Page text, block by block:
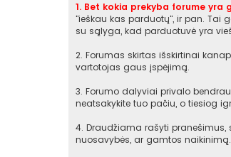
1. Bet kokia prekyba forume
"ieškau kas parduotų", ir pan. Tai
su sąlyga, kad parduotuvė yra
2. Forumas skirtas išskirtinai
vartotojas gaus įspėjimą.
3. Forumo dalyviai privalo
neatsakykite tuo pačiu, o tiesiog
4. Draudžiama rašyti
nuosavybės, ar gamtos naikinimą.